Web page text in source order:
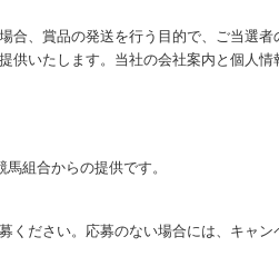
合、賞品の発送を行う目的で、ご当選者
供いたします。当社の会社案内と個人情
組合からの提供です。
ください。応募のない場合には、キャン